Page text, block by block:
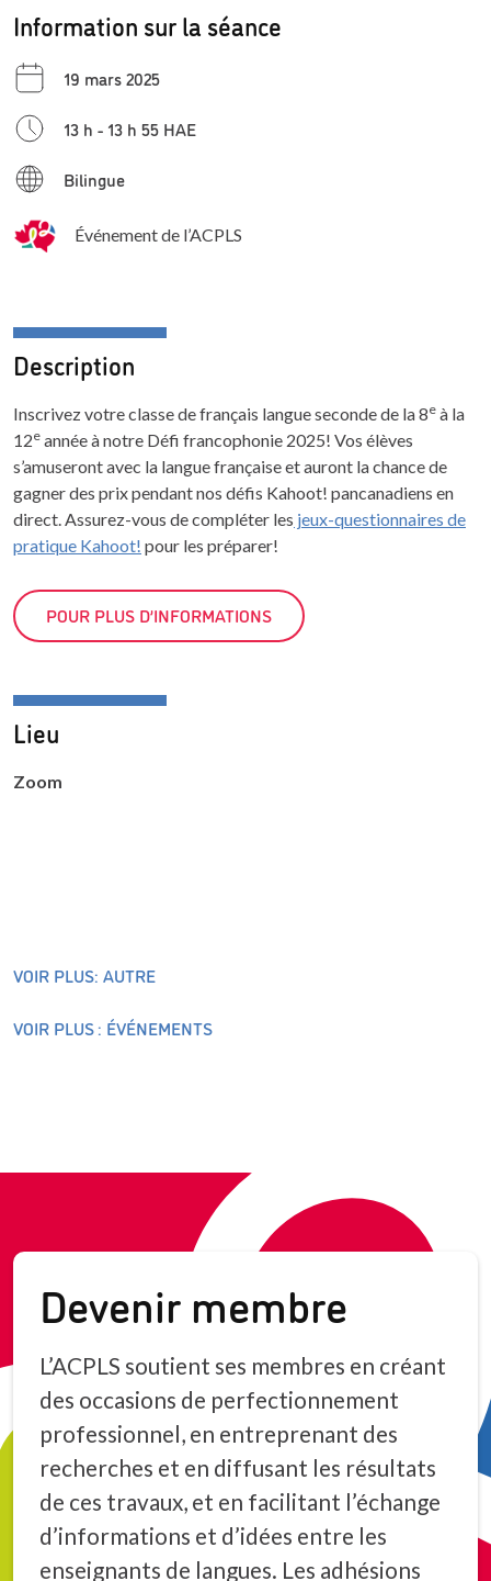
Information sur la séance
19 mars 2025
13 h - 13 h 55 HAE
Bilingue
Événement de l’ACPLS
Description
Inscrivez votre classe de français langue seconde de la 8e à la
12e année à notre Défi francophonie 2025! Vos élèves
s’amuseront avec la langue française et auront la chance de
gagner des prix pendant nos défis Kahoot! pancanadiens en
direct. Assurez-vous de compléter les jeux-questionnaires de
pratique Kahoot! pour les préparer!
POUR PLUS D’INFORMATIONS
Lieu
Zoom
VOIR PLUS: AUTRE
VOIR PLUS : ÉVÉNEMENTS
Devenir membre
L’ACPLS soutient ses membres en créant
des occasions de perfectionnement
professionnel, en entreprenant des
recherches et en diffusant les résultats
de ces travaux, et en facilitant l’échange
d’informations et d’idées entre les
enseignants de langues. Les adhésions